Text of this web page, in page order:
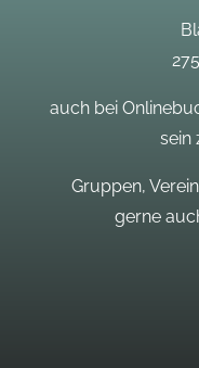
auch bei
sein
Gruppen,
gerne